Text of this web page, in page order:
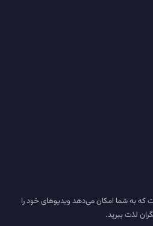
که به شما امکان می‌دهد ویدیوهای خود را
لذت ببرید.